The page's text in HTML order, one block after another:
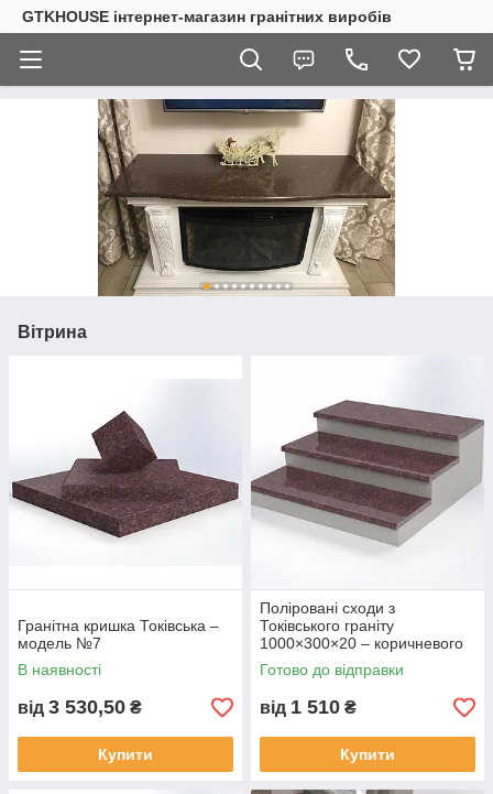
GTKHOUSE інтернет-магазин гранітних виробів
Вітрина
Гранітна кришка Токівська –
модель №7
В наявності
від 3 530,50 ₴
Купити
Поліровані сходи з
Токівського граніту
1000×300×20 – коричневого
кольору
Готово до відправки
від 1 510 ₴
Купити